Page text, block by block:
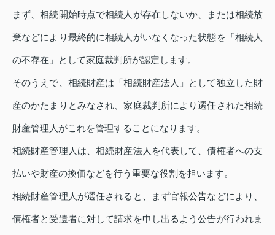
まず、相続開始時点で相続人が存在しないか、または相続放
棄などにより最終的に相続人がいなくなった状態を「相続人
の不存在」として家庭裁判所が認定します。
そのうえで、相続財産は「相続財産法人」として独立した財
産のかたまりとみなされ、家庭裁判所により選任された相続
財産管理人がこれを管理することになります。
相続財産管理人は、相続財産法人を代表して、債権者への支
払いや財産の換価などを行う重要な役割を担います。
相続財産管理人が選任されると、まず官報公告などにより、
債権者と受遺者に対して請求を申し出るよう公告が行われま